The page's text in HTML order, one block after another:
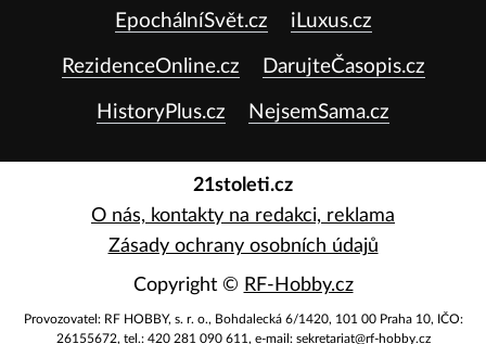
EpochálníSvět.cz iLuxus.cz
RezidenceOnline.cz DarujteČasopis.cz
HistoryPlus.cz NejsemSama.cz
21stoleti.cz
O nás, kontakty na redakci, reklama
Zásady ochrany osobních údajů
Copyright © RF-Hobby.cz
Provozovatel: RF HOBBY, s. r. o., Bohdalecká 6/1420, 101 00 Praha 10, IČO:
26155672, tel.: 420 281 090 611, e-mail: sekretariat@rf-hobby.cz